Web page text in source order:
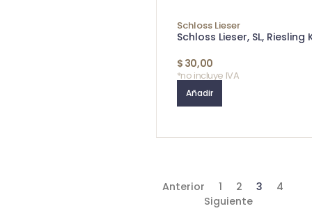
Schloss Lieser
Schloss Lieser, SL, Riesling
$ 30,00
*no incluye IVA
Añadir
Anterior 1 2 3
4
Siguiente